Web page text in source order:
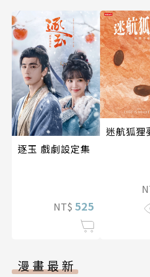
逐玉 戲劇設定集
NT$ 525
迷航狐狸
漫畫最新